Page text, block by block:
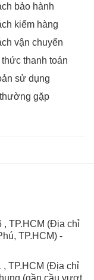
bảo hành
kiểm hàng
vận chuyển
thanh toán
sử dụng
gặp
, TP.HCM (Địa chỉ
TP.HCM) -
TP.HCM (Địa chỉ